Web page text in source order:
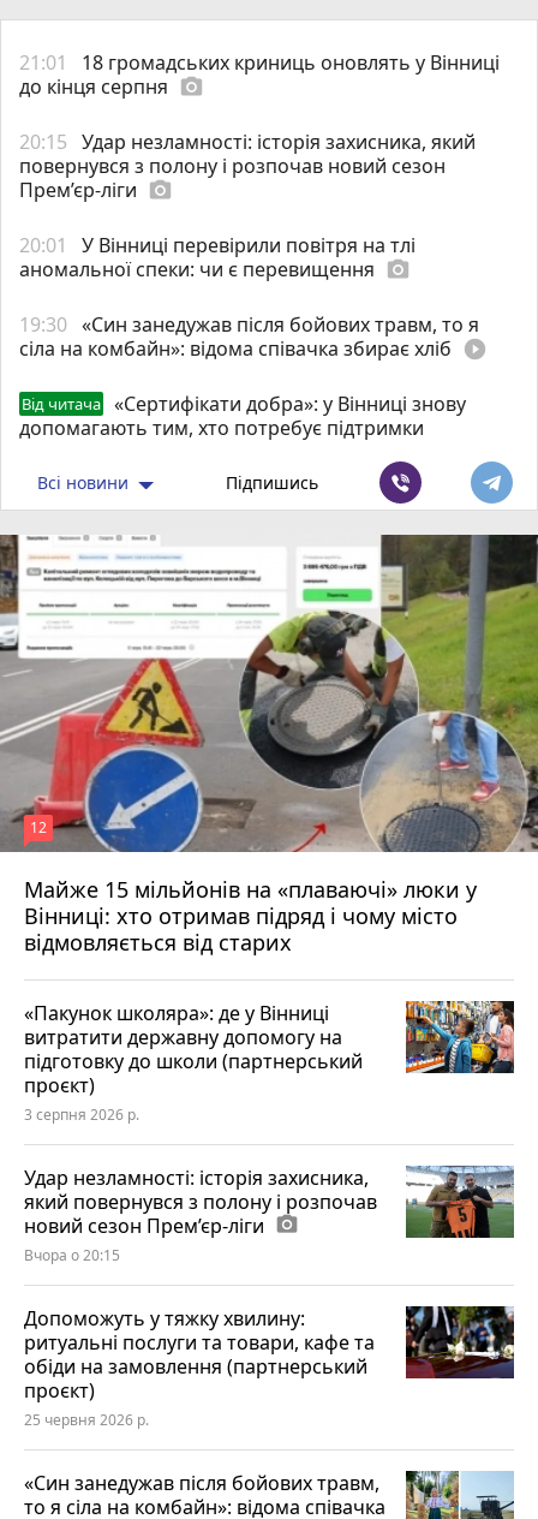
21:01
18 громадських криниць оновлять у Вінниці
до кінця серпня photo_camera
20:15 Удар незламності: історія захисника, який
повернувся з полону і розпочав новий сезон
Прем’єр-ліги photo_camera
20:01
У Вінниці перевірили повітря на тлі
аномальної спеки: чи є перевищення photo_camera
19:30 «Син занедужав після бойових травм, то я
сіла на комбайн»: відома співачка збирає хліб play_circle_filled
Від читача
«Сертифікати добра»: у Вінниці знову
допомагають тим, хто потребує підтримки
Всі новини Підпишись
Майже 15 мільйонів на «плаваючі» люки у
Вінниці: хто отримав підряд і чому місто
відмовляється від старих
12
«Пакунок школяра»: де у Вінниці
витратити державну допомогу на
підготовку до школи (партнерський
проєкт)
3 серпня 2026 р.
Удар незламності: історія захисника,
який повернувся з полону і розпочав
новий сезон Прем’єр-ліги photo_camera
Вчора о 20:15
Допоможуть у тяжку хвилину:
ритуальні послуги та товари, кафе та
обіди на замовлення (партнерський
проєкт)
25 червня 2026 р.
«Син занедужав після бойових травм,
то я сіла на комбайн»: відома співачка